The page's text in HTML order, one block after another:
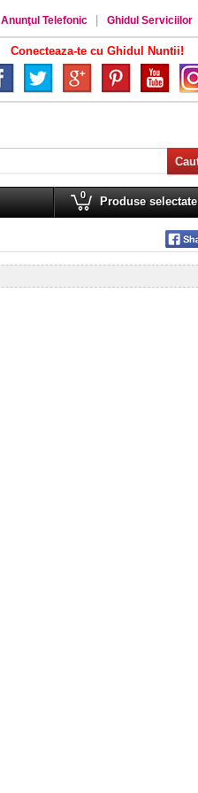
Anunţul Telefonic Ghidul Serviciilor
Conecteaza-te cu Ghidul Nuntii!
0 Produse selectate